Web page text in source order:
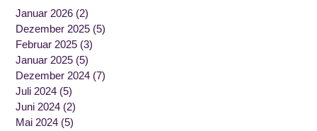
Januar 2026 (2)
Dezember 2025 (5)
Februar 2025 (3)
Januar 2025 (5)
Dezember 2024 (7)
Juli 2024 (5)
Juni 2024 (2)
Mai 2024 (5)